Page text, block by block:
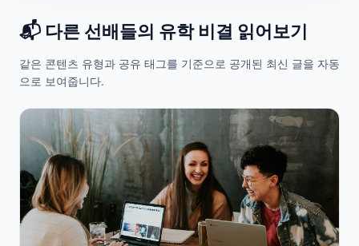
📬 다른 선배들의 유학 비결 읽어보기
같은 콘텐츠 유형과 공유 태그를 기준으로 공개된 최신 글을 자동
으로 보여줍니다.